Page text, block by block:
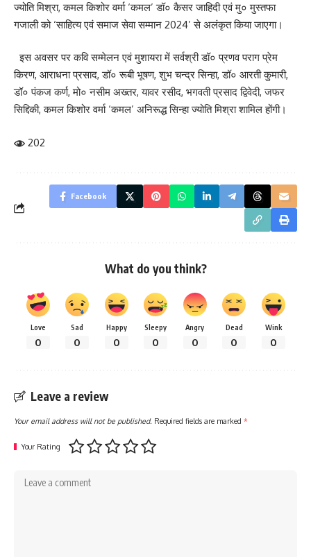
ज्योति मिश्रा, कमल किशोर वर्मा ‘कमल’ डॉ० कैसर जाहिदी एवं मु० मुस्तफा
गजाली को ‘साहित्य एवं समाज सेवा सम्मान 2024’ से अलंकृत किया जाएगा।
इस अवसर पर कवि सम्मेलन एवं मुशायरा में सर्वश्री डॉ० प्रणव पराग प्रेम
किरण, आराधना प्रसाद, डॉ० रूबी भूषण, शुभ चन्द्र सिन्हा, डॉ० आरती कुमारी,
डॉ० पंकज कर्ण, मो० नसीम अख्तर, यावर रसीद, भगवती प्रसाद द्विवेदी, जफर
सिद्दिकी, कमल किशोर वर्मा ‘कमल’ अनिरूद्ध सिन्हा ज्योति मिश्रा शामिल होंगी।
202
Facebook
What do you think?
Love
0
Sad
0
Happy
0
Sleepy
0
Angry
0
Dead
0
Wink
0
Leave a review
Your email address will not be published. Required fields are marked *
Your Rating